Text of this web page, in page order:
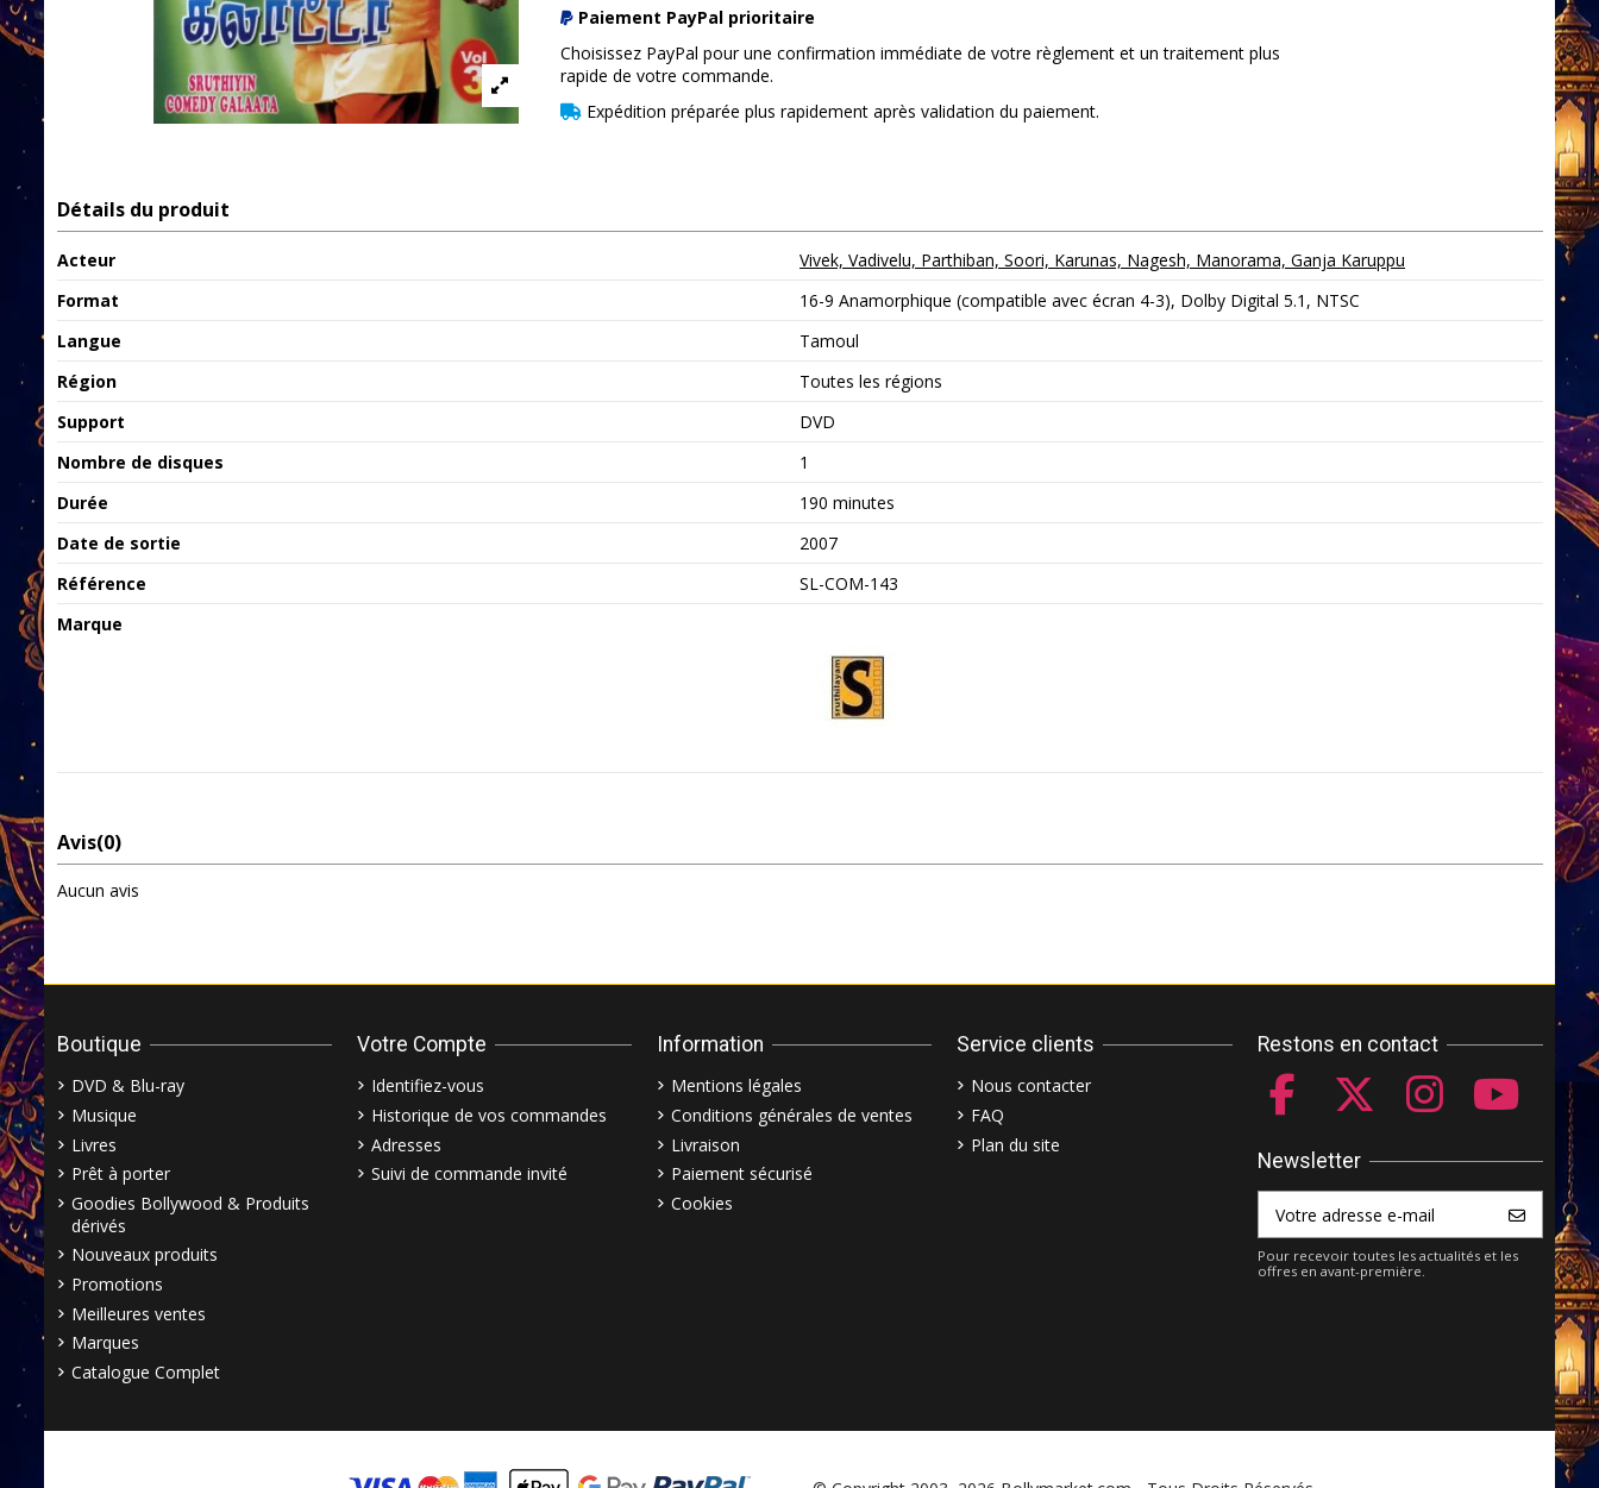
Paiement PayPal prioritaire
Choisissez PayPal pour une confirmation immédiate de votre règlement et un traitement plus
rapide de votre commande.
Expédition préparée plus rapidement après validation du paiement.
Détails du produit
Acteur
Vivek, Vadivelu, Parthiban, Soori, Karunas, Nagesh, Manorama, Ganja Karuppu
Format
16-9 Anamorphique (compatible avec écran 4-3), Dolby Digital 5.1, NTSC
Langue
Tamoul
Région
Toutes les régions
Support
DVD
Nombre de disques
1
Durée
190 minutes
Date de sortie
2007
Référence
SL-COM-143
Marque
Avis(0)
Aucun avis
Boutique
DVD & Blu-ray
Musique
Livres
Prêt à porter
Goodies Bollywood & Produits
dérivés
Nouveaux produits
Promotions
Meilleures ventes
Marques
Catalogue Complet
Votre Compte
Identifiez-vous
Historique de vos commandes
Adresses
Suivi de commande invité
Information
Mentions légales
Conditions générales de ventes
Livraison
Paiement sécurisé
Cookies
Service clients
Nous contacter
FAQ
Plan du site
Restons en contact
Newsletter
Pour recevoir toutes les actualités et les
offres en avant-première.